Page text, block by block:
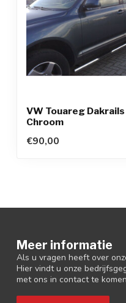
VW Touareg
Chroom
€90,00
Meer informatie
Als u vragen heeft over
Hier vindt u onze
met ons in contact te